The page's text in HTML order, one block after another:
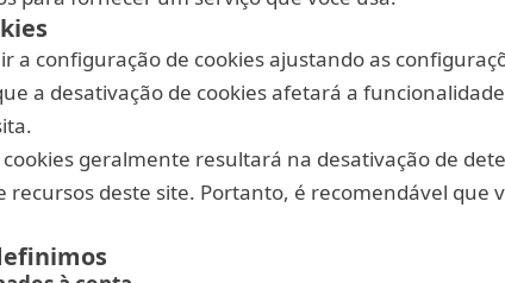
a configuração de cookies ajustando as
a desativação de cookies afetará a
cookies geralmente resultará na desativação de
recursos deste site. Portanto, é recomendável que